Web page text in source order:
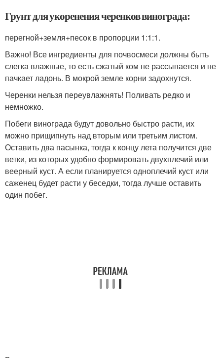
Грунт для укоренения черенков винограда:
перегной+земля+песок в пропорции 1:1:1.
Важно! Все ингредиенты для почвосмеси должны быть
слегка влажные, то есть сжатый ком не рассыпается и не
пачкает ладонь. В мокрой земле корни задохнутся.
Черенки нельзя переувлажнять! Поливать редко и
немножко.
Побеги винограда будут довольно быстро расти, их
можно прищипнуть над вторым или третьим листом.
Оставить два пасынка, тогда к концу лета получится две
ветки, из которых удобно формировать двухплечий или
веерный куст. А если планируется одноплечий куст или
саженец будет расти у беседки, тогда лучше оставить
один побег.